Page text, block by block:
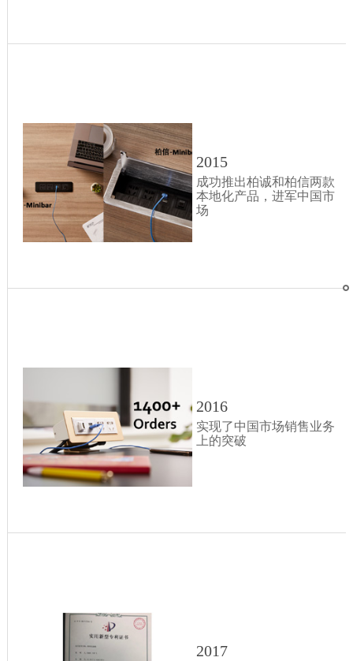
2015
成功推出柏诚和柏信两款
本地化产品，进军中国市
场
2016
实现了中国市场销售业务
上的突破
2017